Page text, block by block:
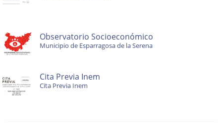
Observatorio Socioeconómico
Municipio de Esparragosa de la Serena
Cita Previa Inem
Cita Previa Inem